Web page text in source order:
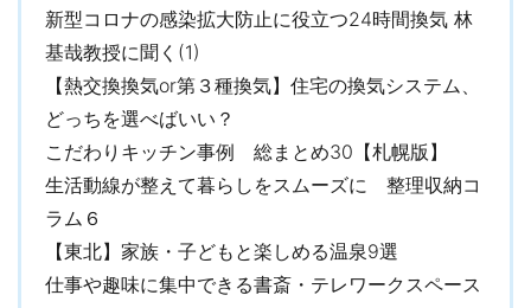
新型コロナの感染拡大防止に役立つ24時間換気 林
基哉教授に聞く(1)
【熱交換換気or第３種換気】住宅の換気システム、
どっちを選べばいい？
こだわりキッチン事例 総まとめ30【札幌版】
生活動線が整えて暮らしをスムーズに 整理収納コ
ラム６
【東北】家族・子どもと楽しめる温泉9選
仕事や趣味に集中できる書斎・テレワークスペース